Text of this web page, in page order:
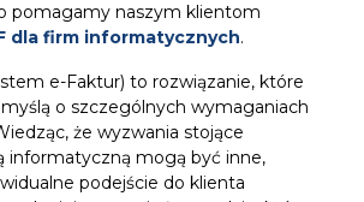
pomagamy naszym klientom
dla firm informatycznych.
e-Faktur) to rozwiązanie, które
o szczególnych wymaganiach
że wyzwania stojące
informatyczną mogą być inne,
podejście do klienta